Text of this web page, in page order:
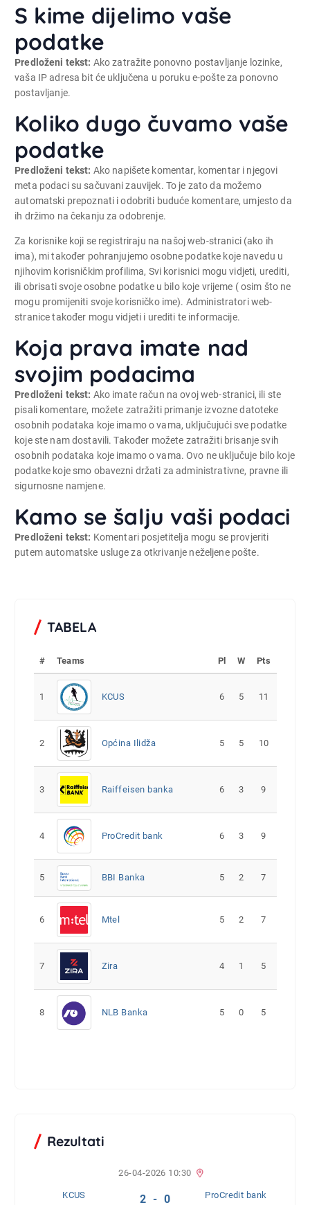
S kime dijelimo vaše
podatke
Predloženi tekst: Ako zatražite ponovno postavljanje lozinke,
vaša IP adresa bit će uključena u poruku e-pošte za ponovno
postavljanje.
Koliko dugo čuvamo vaše
podatke
Predloženi tekst: Ako napišete komentar, komentar i njegovi
meta podaci su sačuvani zauvijek. To je zato da možemo
automatski prepoznati i odobriti buduće komentare, umjesto da
ih držimo na čekanju za odobrenje.
Za korisnike koji se registriraju na našoj web-stranici (ako ih
ima), mi također pohranjujemo osobne podatke koje navedu u
njihovim korisničkim profilima, Svi korisnici mogu vidjeti, urediti,
ili obrisati svoje osobne podatke u bilo koje vrijeme ( osim što ne
mogu promijeniti svoje korisničko ime). Administratori web-
stranice također mogu vidjeti i urediti te informacije.
Koja prava imate nad
svojim podacima
Predloženi tekst: Ako imate račun na ovoj web-stranici, ili ste
pisali komentare, možete zatražiti primanje izvozne datoteke
osobnih podataka koje imamo o vama, uključujući sve podatke
koje ste nam dostavili. Također možete zatražiti brisanje svih
osobnih podataka koje imamo o vama. Ovo ne uključuje bilo koje
podatke koje smo obavezni držati za administrativne, pravne ili
sigurnosne namjene.
Kamo se šalju vaši podaci
Predloženi tekst: Komentari posjetitelja mogu se provjeriti
putem automatske usluge za otkrivanje neželjene pošte.
TABELA
# Teams Pl W Pts
1 KCUS 6 5 11
2 Općina Ilidža 5 5 10
3 Raiffeisen banka 6 3 9
4 ProCredit bank 6 3 9
5 BBI Banka 5 2 7
6 Mtel 5 2 7
7 Zira 4 1 5
8 NLB Banka 5 0 5
Rezultati
26-04-2026 10:30
KCUS 2 - 0 ProCredit bank